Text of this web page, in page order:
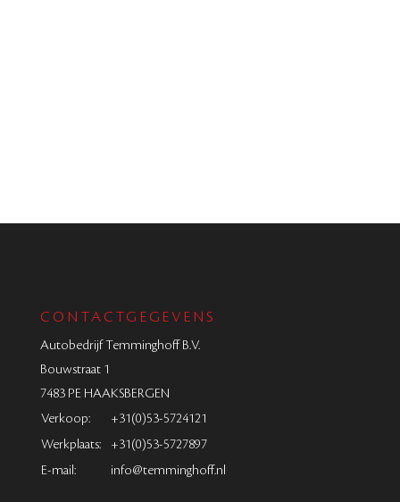
CONTACTGEGEVENS
Autobedrijf Temminghoff B.V.
Bouwstraat 1
7483 PE HAAKSBERGEN
Verkoop:
+31(0)53-5724121
Werkplaats:
+31(0)53-5727897
E-mail:
info@temminghoff.nl